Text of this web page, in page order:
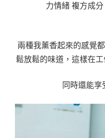
力情緒 複方成
兩種我薰香起來的感覺
鬆放鬆的味道，這樣在
同時還能